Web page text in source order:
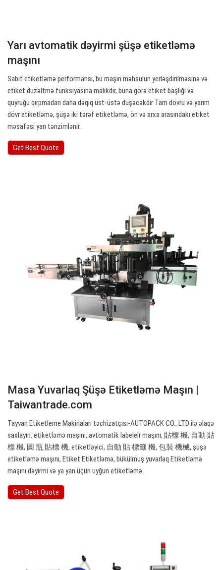
Yarı avtomatik dəyirmi şüşə etiketləmə
maşını
Sabit etiketləmə performansı, bu maşın məhsulun yerləşdirilməsinə və
etiket düzəltmə funksiyasına malikdir, buna görə etiket başlığı və
quyruğu qırpmadan daha dəqiq üst-üstə düşəcəkdir Tam dövrü və yarım
dövr etiketləmə, şüşə iki tərəf etiketləmə, ön və arxa arasındakı etiket
məsafəsi yan tənzimlənir.
Get Best Quote
Masa Yuvarlaq Şüşə Etiketləmə Maşın |
Taiwantrade.com
Tayvan Etiketleme Makinaları təchizatçısı-AUTOPACK CO., LTD ilə əlaqə
saxlayın. etiketləmə maşını, avtomatik labelelr maşını, 貼標 機, 自動 貼
標 機, 圓 瓶 貼標 機, etiketləyici, 自動 貼 標籤 機, 包裝 機械, şüşə
etiketləmə maşını, Etiket Etiketləmə, bükülmüş yuvarlaq Etiketləmə
maşını dəyirmi və ya yan üçün uyğun etiketləmə.
Get Best Quote